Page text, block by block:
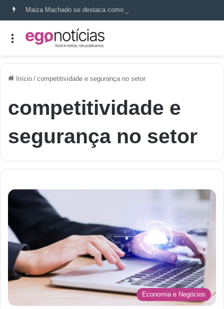
Início / competitividade e segurança no setor
competitividade e
segurança no setor
Economia e Negócios